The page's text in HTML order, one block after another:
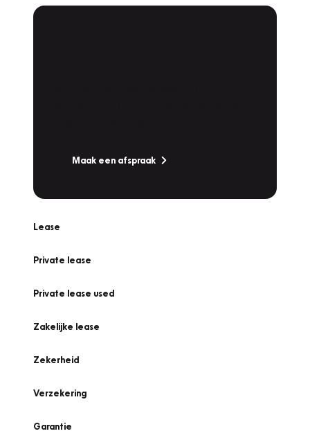
Maak een afspraak
Lease
Private lease
Private lease used
Zakelijke lease
Zekerheid
Verzekering
Garantie